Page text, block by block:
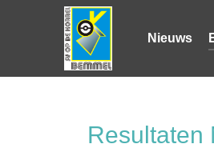
Nieuws
Resultaten